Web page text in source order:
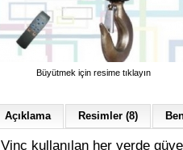
Büyütmek için resime tıklayın
Açıklama Resimler (8)
Vinç kullanılan her yerde